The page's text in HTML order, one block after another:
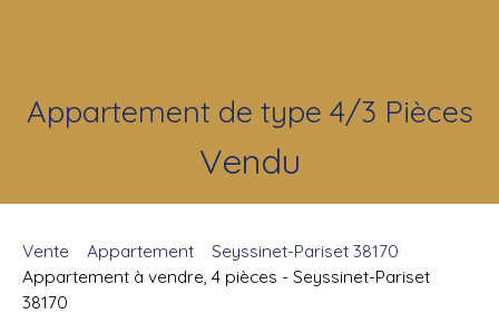
Appartement de type 4/3 Pièces
Vendu
Vente Appartement
Seyssinet-Pariset 38170
Appartement à vendre, 4 pièces - Seyssinet-Pariset
38170